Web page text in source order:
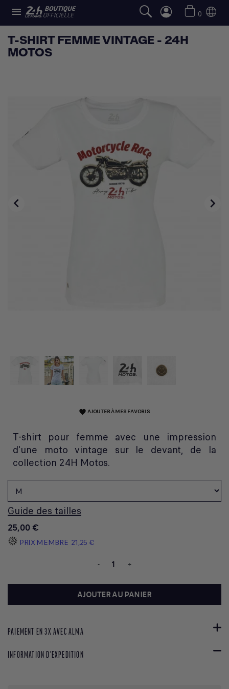
 0
T-SHIRT FEMME VINTAGE - 24H
MOTOS
 
favorite AJOUTER À MES FAVORIS
T-shirt pour femme avec une impression
d'une moto vintage sur le devant, de la
collection 24H Motos.
Guide des tailles
25,00 €
PRIX MEMBRE 21,25 €
- +
AJOUTER AU PANIER
PAIEMENT EN 3X AVEC ALMA
INFORMATION D'EXPEDITION